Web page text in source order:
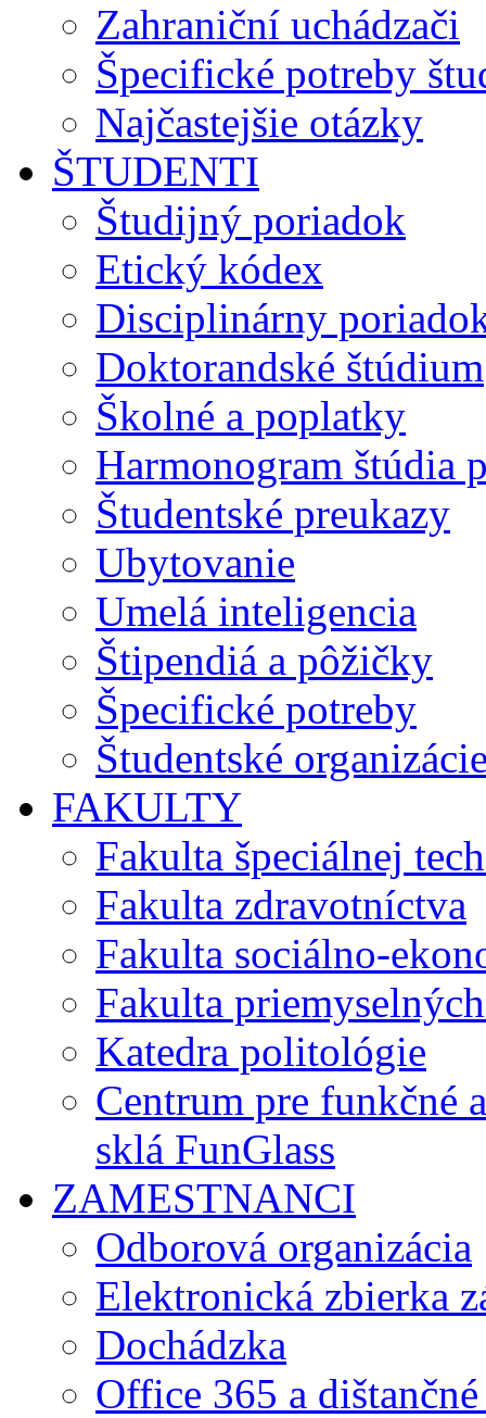
Zahraniční uchádzači
Špecifické potreby
Najčastejšie otázky
ŠTUDENTI
Študijný poriadok
Etický kódex
Disciplinárny
Doktorandské štúdium
Školné a poplatky
Harmonogram štúdia
Študentské preukazy
Ubytovanie
Umelá inteligencia
Štipendiá a pôžičky
Špecifické potreby
Študentské
FAKULTY
Fakulta špeciálnej
Fakulta zdravotníctva
Fakulta sociálno-
Fakulta
Katedra politológie
Centrum pre funkčné
sklá FunGlass
ZAMESTNANCI
Odborová organizácia
Elektronická zbierka
Dochádzka
Office 365 a